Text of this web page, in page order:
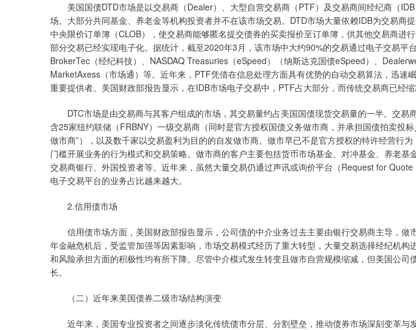
美国国债DTD市场是以交易商（Dealer）、大型自营交易商（PTF）及交易商间经纪商（
场。大部分共同基金、养老金等机构投资者并不在该市场交易。DTD市场大量依赖IDB为交易商
中央限价订单簿（CLOB），使交易商能够匿名提交债券的买卖报价至订单簿，供其他交易商进
部分交易已经实现电子化。据统计，截至2020年3月，该市场中大约90%的交易通过电子交易平
BrokerTec（经纪科技）、NASDAQ Treasuries（eSpeed）（纳斯达克国债eSpeed）、
MarketAxess（市场通）等。近年来，PTF凭借在信息处理方面具有优势的自动交易算法，迅速
重要提供者。美国财政部报告显示，在IDB市场电子交易中，PTF占大部分，而传统交易商已经
DTC市场是由交易商与其客户组成的市场，其交易量约占美国国债现货交易量的一半。交易
含25家纽约联储（FRBNY）一级交易商（同时是官方授权国债义务做市商，并承担国债拍卖投
做市商”），以及数千家以交易盈利为目的的自发做市商。做市早已不是官方授权的特许经营行
门槛开展业务的行为模式和交易策略。做市商的客户主要包括货币市场基金、对冲基金、养老基
交易商银行、外国投资者等。近年来，虽然大量交易仍通过声讯或询价平台（Request for
电子交易平台的业务占比越来越大。
2.信用债市场
信用债市场方面，美国财政部报告显示，公司债的中介业务过去主要由银行交易商主导，做
年金融危机后，受监管加强等因素影响，市场交易模式经历了重大转型，大量交易选择经纪机构
和风险承担方面的积极性均有所下降。尽管中介模式发生转变且做市自营规模缩减，但美国公司
长。
（二）近年来美国债券二级市场结构演变
近年来，美国专业投资者之间逐步淡化传统债市分层、分割壁垒，推动债券市场深刻变革与